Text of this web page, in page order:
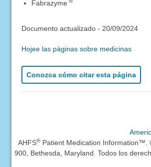
Fabrazyme
Documento actualizado - 20/09/2024
Hojee las páginas sobre medicinas
Conozca cómo citar esta página
AHFS® Patient Medication Information™.
900, Bethesda, Maryland. Todos los